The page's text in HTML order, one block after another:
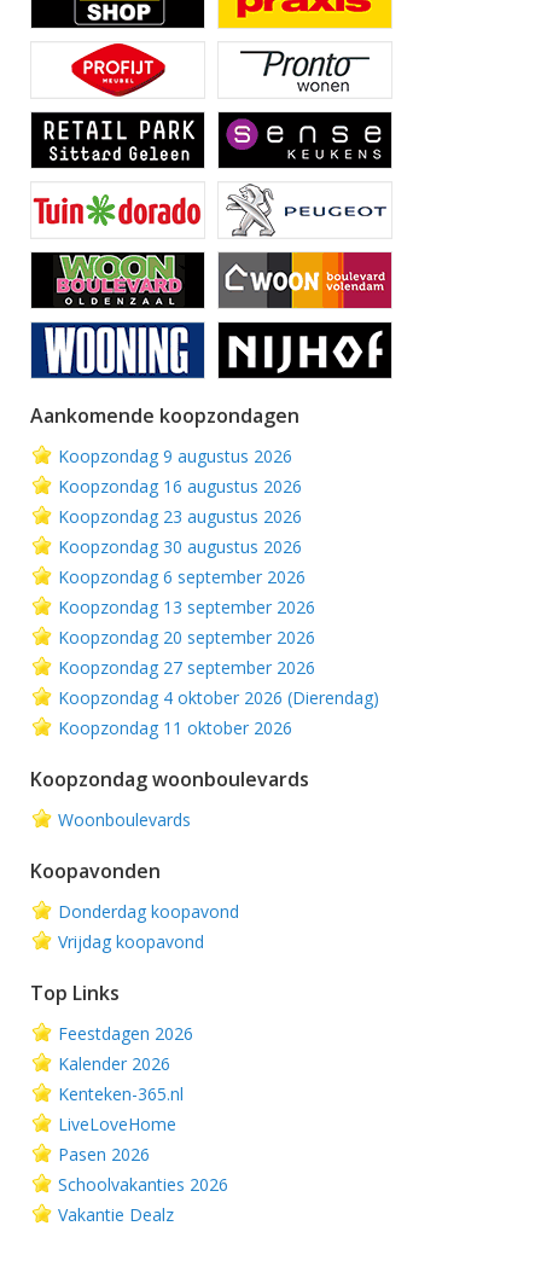
Aankomende koopzondagen
Koopzondag 9 augustus 2026
Koopzondag 16 augustus 2026
Koopzondag 23 augustus 2026
Koopzondag 30 augustus 2026
Koopzondag 6 september 2026
Koopzondag 13 september 2026
Koopzondag 20 september 2026
Koopzondag 27 september 2026
Koopzondag 4 oktober 2026 (Dierendag)
Koopzondag 11 oktober 2026
Koopzondag woonboulevards
Woonboulevards
Koopavonden
Donderdag koopavond
Vrijdag koopavond
Top Links
Feestdagen 2026
Kalender 2026
Kenteken-365.nl
LiveLoveHome
Pasen 2026
Schoolvakanties 2026
Vakantie Dealz